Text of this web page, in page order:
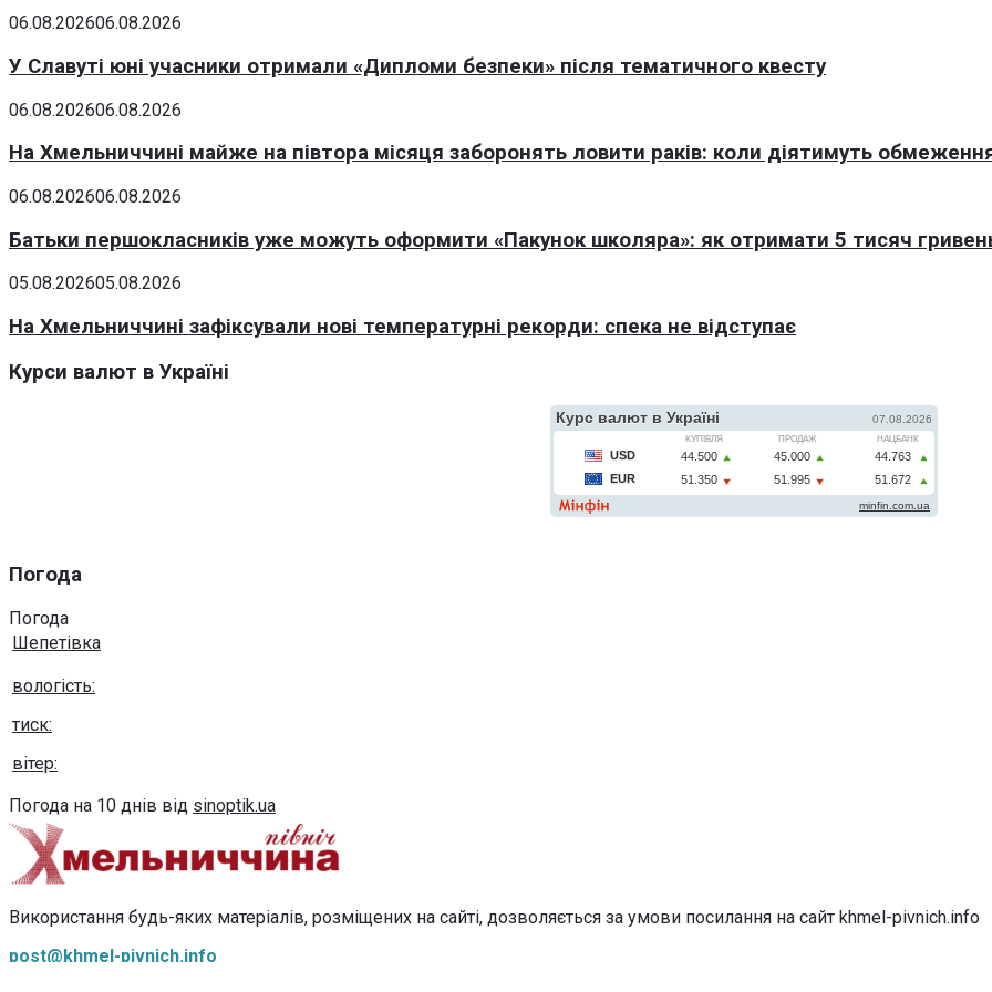
06.08.202606.08.2026
У Славуті юні учасники отримали «Дипломи безпеки» після тематичного квесту
06.08.202606.08.2026
На Хмельниччині майже на півтора місяця заборонять ловити раків: коли діятимуть
06.08.202606.08.2026
Батьки першокласників уже можуть оформити «Пакунок школяра»: як отримати 5 тисяч
05.08.202605.08.2026
На Хмельниччині зафіксували нові температурні рекорди: спека не відступає
Курси валют в Україні
Погода
Погода
Шепетівка
вологість:
тиск:
вітер:
Погода на 10 днів від sinoptik.ua
Використання будь-яких матеріалів, розміщених на сайті, дозволяється за умови посилання на сайт khmel-pivnich.info
post@khmel-pivnich.info